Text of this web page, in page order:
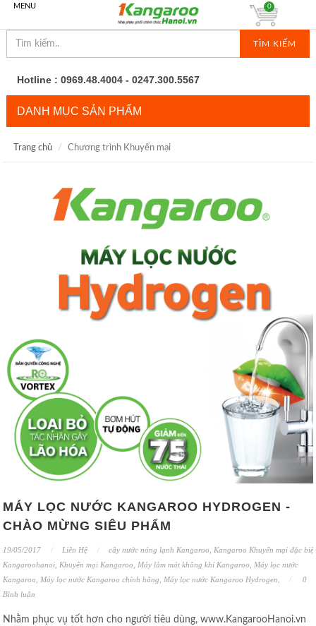
MENU
TÌM KIẾM
0
Hotline : 0969.48.4004 - 0247.300.5567
DANH MỤC SẢN PHẨM
Trang chủ Chương trình Khuyến mại
MÁY LỌC NƯỚC KANGAROO HYDROGEN -
CHÀO MỪNG SIÊU PHẨM
19/05/2017 Liên Hệ cây nước nóng lạnh Kangaroo Kangaroo Khuyến mại đặc biệt
Kangaroohanoi, Khuyến mại Kangaroo Máy làm mát không khí Kangaroo
Máy lọc nước
Kangaroo
Máy lọc nước Kangaroo chính hãng Máy lọc nước Kangaroo Hydrogen
0
Bình luận
Nhằm phục vụ tốt hơn cho người tiêu dùng, www.KangarooHanoi.vn